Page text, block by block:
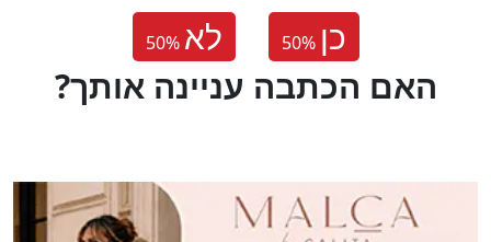
50% לא 50% כן
?האם הכתבה עניינה אותך